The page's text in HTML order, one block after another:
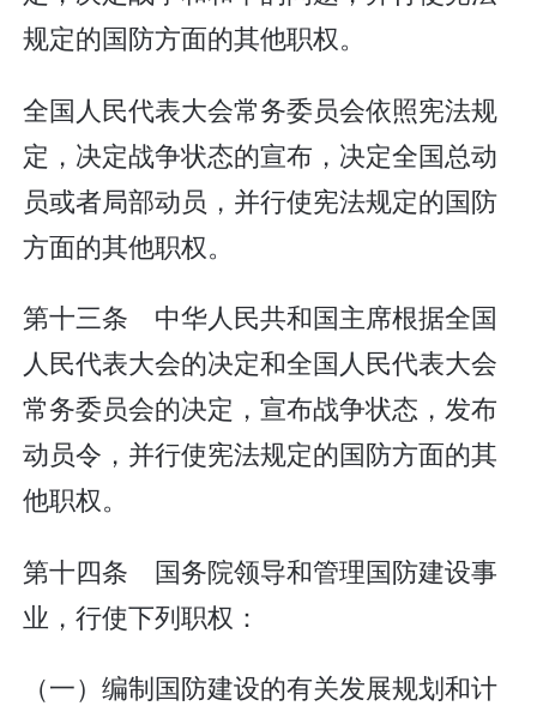
规定的国防方面的其他职权。
全国人民代表大会常务委员会依照宪法规
定，决定战争状态的宣布，决定全国总动
员或者局部动员，并行使宪法规定的国防
方面的其他职权。
第十三条 中华人民共和国主席根据全国
人民代表大会的决定和全国人民代表大会
常务委员会的决定，宣布战争状态，发布
动员令，并行使宪法规定的国防方面的其
他职权。
第十四条 国务院领导和管理国防建设事
业，行使下列职权：
（一）编制国防建设的有关发展规划和计